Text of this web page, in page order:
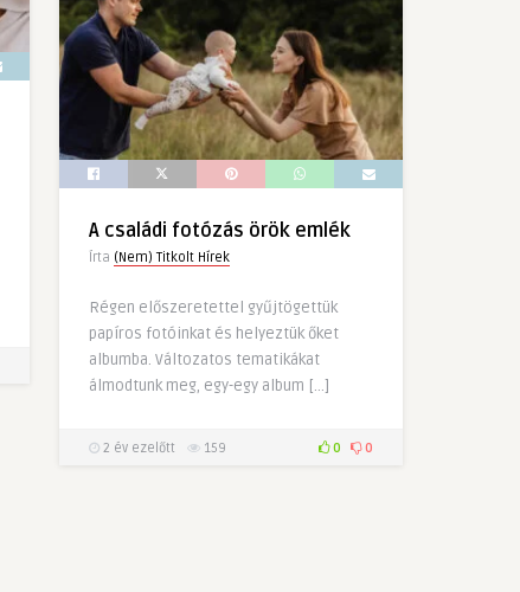
A családi fotózás örök emlék
Írta (Nem) Titkolt Hírek
Régen előszeretettel gyűjtögettük
papíros fotóinkat és helyeztük őket
albumba. Változatos tematikákat
álmodtunk meg, egy-egy album […]
2 év ezelőtt 159 0 0